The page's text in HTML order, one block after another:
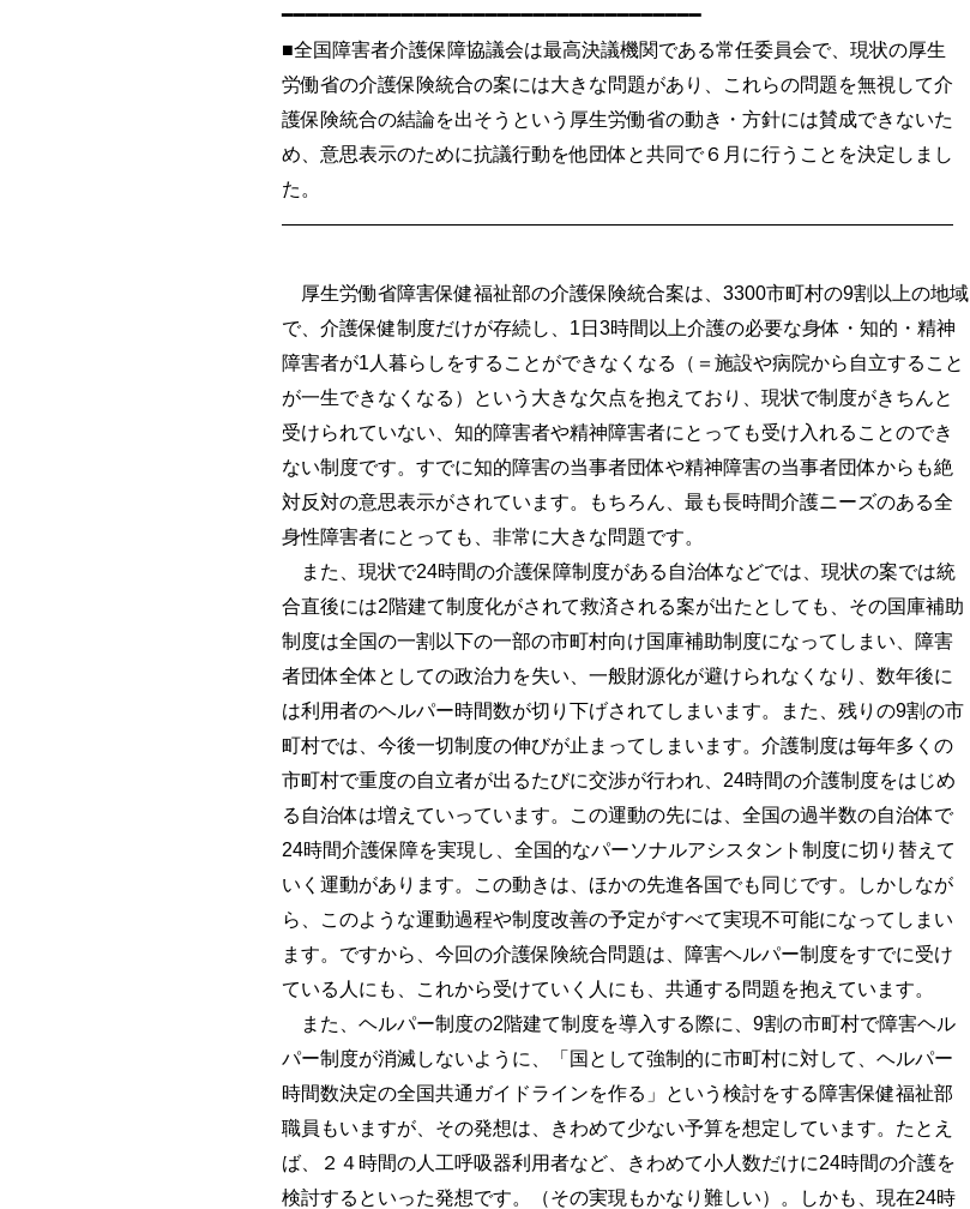
━━━━━━━━━━━━━━━━━━━━━━━━━━━━━━━━━━━
■全国障害者介護保障協議会は最高決議機関である常任委員会で、現状の厚生
労働省の介護保険統合の案には大きな問題があり、これらの問題を無視して介
護保険統合の結論を出そうという厚生労働省の動き・方針には賛成できないた
め、意思表示のために抗議行動を他団体と共同で６月に行うことを決定しまし
た。
―――――――――――――――――――――――――――――――――――
厚生労働省障害保健福祉部の介護保険統合案は、3300市町村の9割以上の地域
で、介護保健制度だけが存続し、1日3時間以上介護の必要な身体・知的・精神
障害者が1人暮らしをすることができなくなる（＝施設や病院から自立すること
が一生できなくなる）という大きな欠点を抱えており、現状で制度がきちんと
受けられていない、知的障害者や精神障害者にとっても受け入れることのでき
ない制度です。すでに知的障害の当事者団体や精神障害の当事者団体からも絶
対反対の意思表示がされています。もちろん、最も長時間介護ニーズのある全
身性障害者にとっても、非常に大きな問題です。
また、現状で24時間の介護保障制度がある自治体などでは、現状の案では統
合直後には2階建て制度化がされて救済される案が出たとしても、その国庫補助
制度は全国の一割以下の一部の市町村向け国庫補助制度になってしまい、障害
者団体全体としての政治力を失い、一般財源化が避けられなくなり、数年後に
は利用者のヘルパー時間数が切り下げされてしまいます。また、残りの9割の市
町村では、今後一切制度の伸びが止まってしまいます。介護制度は毎年多くの
市町村で重度の自立者が出るたびに交渉が行われ、24時間の介護制度をはじめ
る自治体は増えていっています。この運動の先には、全国の過半数の自治体で
24時間介護保障を実現し、全国的なパーソナルアシスタント制度に切り替えて
いく運動があります。この動きは、ほかの先進各国でも同じです。しかしなが
ら、このような運動過程や制度改善の予定がすべて実現不可能になってしまい
ます。ですから、今回の介護保険統合問題は、障害ヘルパー制度をすでに受け
ている人にも、これから受けていく人にも、共通する問題を抱えています。
また、ヘルパー制度の2階建て制度を導入する際に、9割の市町村で障害ヘル
パー制度が消滅しないように、「国として強制的に市町村に対して、ヘルパー
時間数決定の全国共通ガイドラインを作る」という検討をする障害保健福祉部
職員もいますが、その発想は、きわめて少ない予算を想定しています。たとえ
ば、２４時間の人工呼吸器利用者など、きわめて小人数だけに24時間の介護を
検討するといった発想です。（その実現もかなり難しい）。しかも、現在24時